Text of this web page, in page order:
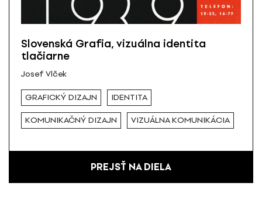
Slovenská Grafia, vizuálna identita
tlačiarne
Josef Vlček
GRAFICKÝ DIZAJN IDENTITA
KOMUNIKAČNÝ DIZAJN VIZUÁLNA KOMUNIKÁCIA
PREJSŤ NA DIELA